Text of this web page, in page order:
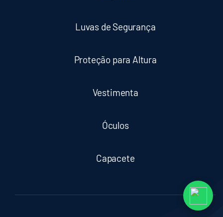
Luvas de Segurança
Proteção para Altura
Vestimenta
Óculos
Capacete